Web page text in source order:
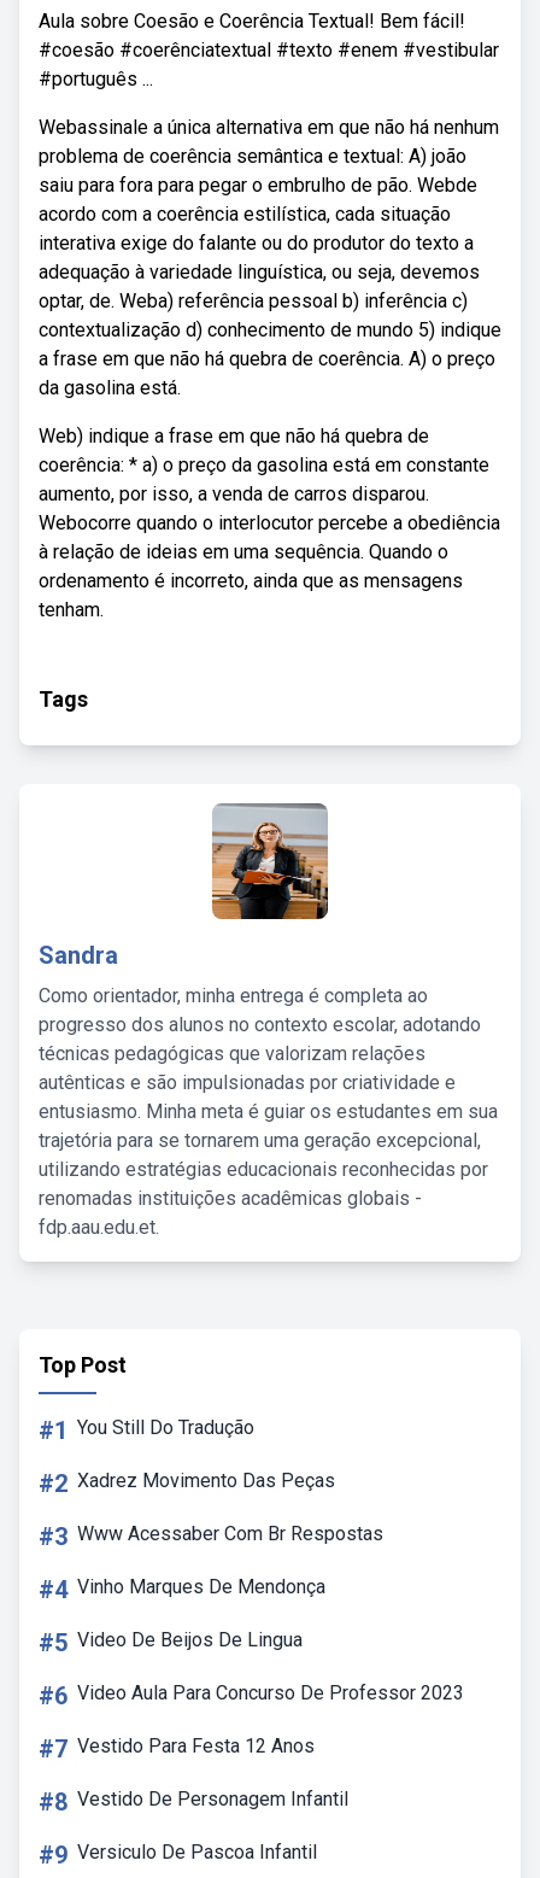
Aula sobre Coesão e Coerência Textual! Bem fácil!
#coesão #coerênciatextual #texto #enem #vestibular
#português ...
Webassinale a única alternativa em que não há nenhum
problema de coerência semântica e textual: A) joão
saiu para fora para pegar o embrulho de pão. Webde
acordo com a coerência estilística, cada situação
interativa exige do falante ou do produtor do texto a
adequação à variedade linguística, ou seja, devemos
optar, de. Weba) referência pessoal b) inferência c)
contextualização d) conhecimento de mundo 5) indique
a frase em que não há quebra de coerência. A) o preço
da gasolina está.
Web) indique a frase em que não há quebra de
coerência: * a) o preço da gasolina está em constante
aumento, por isso, a venda de carros disparou.
Webocorre quando o interlocutor percebe a obediência
à relação de ideias em uma sequência. Quando o
ordenamento é incorreto, ainda que as mensagens
tenham.
Tags
Sandra
Como orientador, minha entrega é completa ao
progresso dos alunos no contexto escolar, adotando
técnicas pedagógicas que valorizam relações
autênticas e são impulsionadas por criatividade e
entusiasmo. Minha meta é guiar os estudantes em sua
trajetória para se tornarem uma geração excepcional,
utilizando estratégias educacionais reconhecidas por
renomadas instituições acadêmicas globais -
fdp.aau.edu.et.
Top Post
#1 You Still Do Tradução
#2 Xadrez Movimento Das Peças
#3 Www Acessaber Com Br Respostas
#4 Vinho Marques De Mendonça
#5 Video De Beijos De Lingua
#6 Video Aula Para Concurso De Professor 2023
#7 Vestido Para Festa 12 Anos
#8 Vestido De Personagem Infantil
#9 Versiculo De Pascoa Infantil